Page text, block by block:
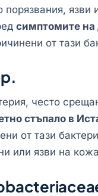
порязвания,
симптомите на
от тази
често
стъпало в
от тази
или язви на